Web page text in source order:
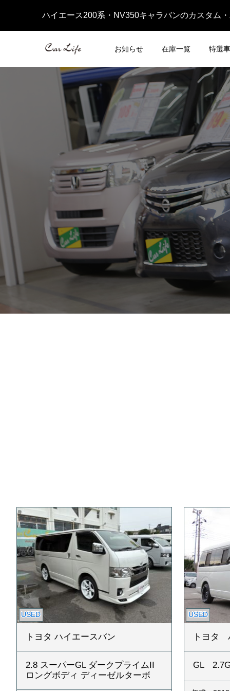
ハイエース200系・NV350キャラバンのカスタム
お知らせ 在庫一覧 特選
USED
トヨタ ハイエースバン
2.8 スーパーGL ダークプライムII
ロングボディ ディーゼルターボ
USED
トヨタ
GL